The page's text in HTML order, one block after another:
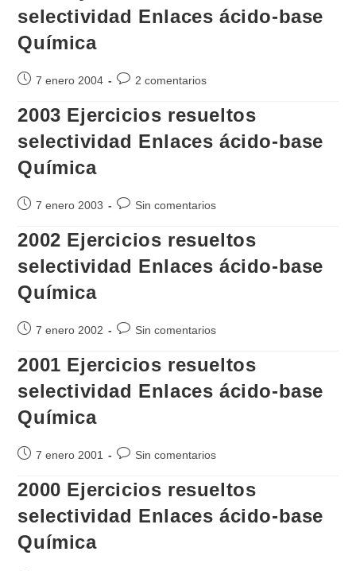
selectividad Enlaces ácido-base
Química
Publicación
la
7 enero 2004
Comentarios
la
2 comentarios
2003 Ejercicios resueltos
selectividad Enlaces ácido-base
Química
Publicación
la
7 enero 2003
Comentarios
la
Sin comentarios
2002 Ejercicios resueltos
selectividad Enlaces ácido-base
Química
Publicación
la
7 enero 2002
Comentarios
la
Sin comentarios
2001 Ejercicios resueltos
selectividad Enlaces ácido-base
Química
Publicación
la
7 enero 2001
Comentarios
la
Sin comentarios
2000 Ejercicios resueltos
selectividad Enlaces ácido-base
Química